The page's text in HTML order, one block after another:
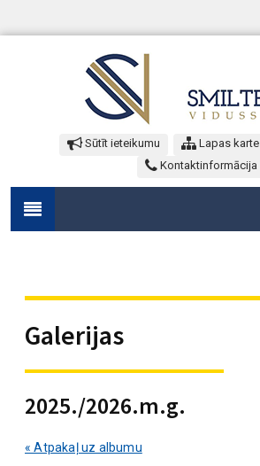
Sūtīt ieteikumu Lapas karte
Kontaktinformācija
Galerijas
2025./2026.m.g.
« Atpakaļ uz albumu